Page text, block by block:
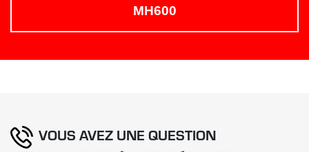
MH600
VOUS AVEZ UNE QUESTION